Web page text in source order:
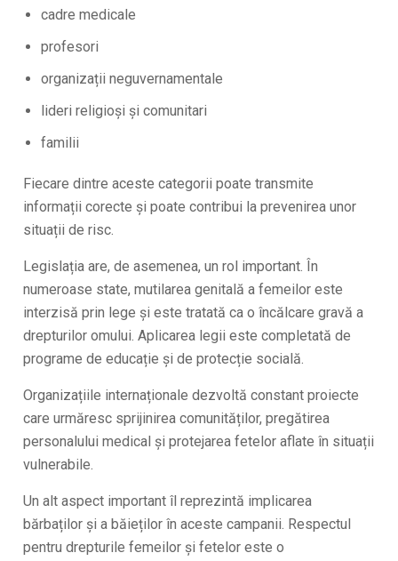
cadre medicale
profesori
organizații neguvernamentale
lideri religioși și comunitari
familii
Fiecare dintre aceste categorii poate transmite
informații corecte și poate contribui la prevenirea unor
situații de risc.
Legislația are, de asemenea, un rol important. În
numeroase state, mutilarea genitală a femeilor este
interzisă prin lege și este tratată ca o încălcare gravă a
drepturilor omului. Aplicarea legii este completată de
programe de educație și de protecție socială.
Organizațiile internaționale dezvoltă constant proiecte
care urmăresc sprijinirea comunităților, pregătirea
personalului medical și protejarea fetelor aflate în situații
vulnerabile.
Un alt aspect important îl reprezintă implicarea
bărbaților și a băieților în aceste campanii. Respectul
pentru drepturile femeilor și fetelor este o